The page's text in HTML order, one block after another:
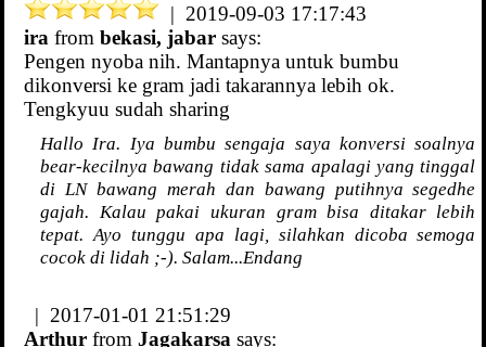
| 2019-09-03 17:17:43
ira from bekasi, jabar says:
Pengen nyoba nih. Mantapnya untuk bumbu
dikonversi ke gram jadi takarannya lebih ok.
Tengkyuu sudah sharing
Hallo Ira. Iya bumbu sengaja saya konversi soalnya
bear-kecilnya bawang tidak sama apalagi yang tinggal
di LN bawang merah dan bawang putihnya segedhe
gajah. Kalau pakai ukuran gram bisa ditakar lebih
tepat. Ayo tunggu apa lagi, silahkan dicoba semoga
cocok di lidah ;-). Salam...Endang
| 2017-01-01 21:51:29
Arthur from Jagakarsa says: